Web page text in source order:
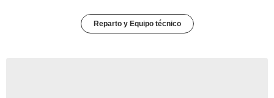
Reparto y Equipo técnico